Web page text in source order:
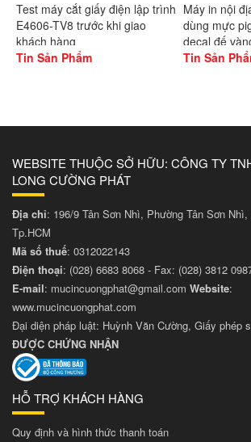
Test máy cắt giấy điện lập trình
E4606-TV8 trước khi giao
khách hàng
Tin Sản Phẩm
Máy in nội
dùng mực
decal đế
Tin Sản
WEBSITE THUỘC SỞ HỮU: CÔNG TY
LONG CƯỜNG PHÁT
Địa chỉ: 196/9 Tân Sơn Nhì, Phường Tân Sơn Nhì,
Tp.HCM
Mã số thuế: 0312022143
Điện thoại: (028) 6683 8068 - Fax: (028) 3812
E-mail: mucincuongphat@gmail.com Website:
www.mucincuongphat.com
Đại diện pháp luật: Huỳnh Văn Cường, Giấy phép
ĐƯỢC CHỨNG NHẬN
HỖ TRỢ KHÁCH HÀNG
Quy định và hình thức thanh toán